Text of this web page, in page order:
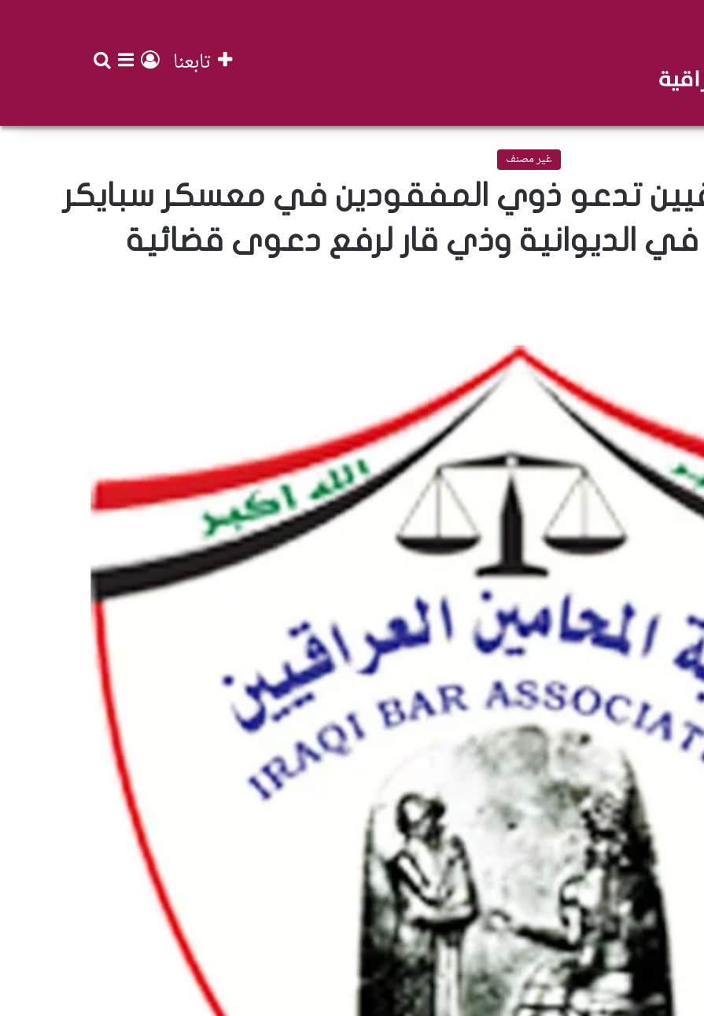
تابعنا تسجيل الدخول
إضافة عمود
غير مصنف
تدعو ذوي المفقودين في معسكر سبايكر
في الديوانية وذي قار لرفع دعوى قضائية